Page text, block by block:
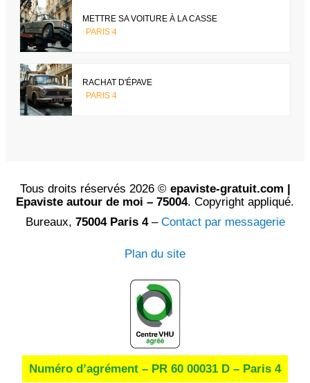
METTRE SA VOITURE À LA CASSE
PARIS 4
RACHAT D'ÉPAVE
PARIS 4
Tous droits réservés 2026 © epaviste-gratuit.com |
Epaviste autour de moi – 75004. Copyright appliqué.
Bureaux, 75004 Paris 4– Contact par messagerie
Plan du site
Numéro d’agrément – PR 60 00031 D – Paris 4